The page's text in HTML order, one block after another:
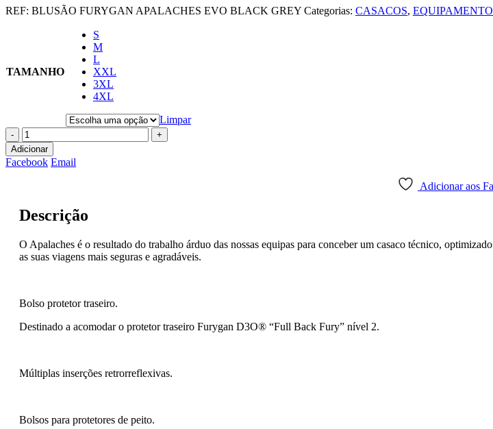
REF: BLUSÃO FURYGAN APALACHES EVO BLACK GREY Categorias: CASACOS,
TAMANHO
S
M
L
XXL
3XL
4XL
Limpar
-
+
Adicionar
Facebook Email
Adicionar aos
Descrição
O Apalaches é o resultado do trabalho árduo das nossas equipas para conceber um casaco técnico,
as suas viagens mais seguras e agradáveis.
Bolso protetor traseiro.
Destinado a acomodar o protetor traseiro Furygan D3O® “Full Back Fury” nível 2.
Múltiplas inserções retrorreflexivas.
Bolsos para protetores de peito.